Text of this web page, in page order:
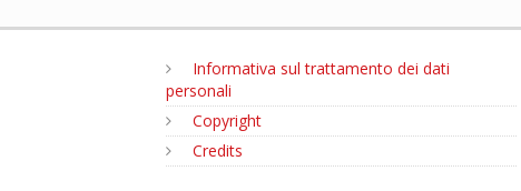
Informativa sul trattamento dei dati
personali
Copyright
Credits